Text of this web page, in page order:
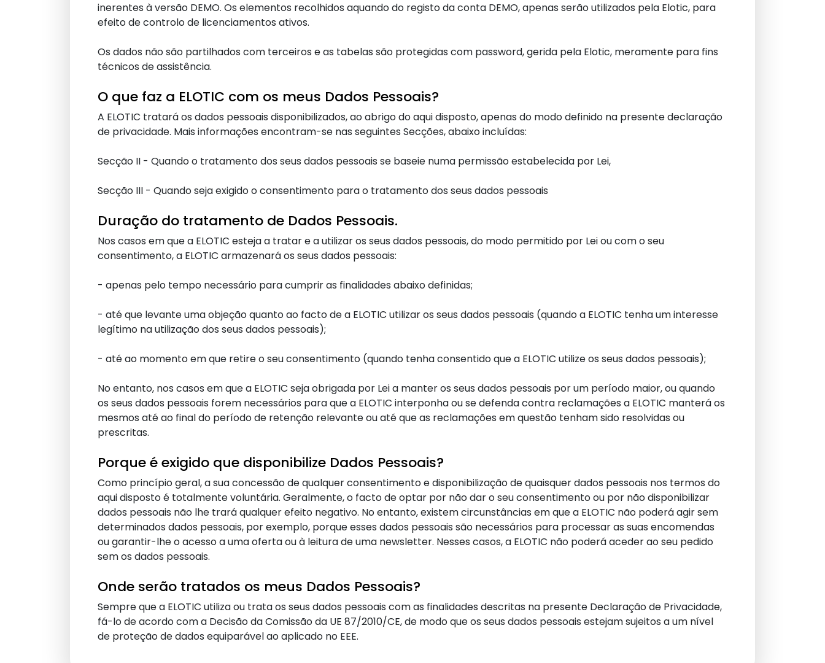
inerentes à versão DEMO. Os elementos recolhidos aquando do registo da conta DEMO, apenas serão utilizados pela Elotic, para
efeito de controlo de licenciamentos ativos.
Os dados não são partilhados com terceiros e as tabelas são protegidas com password, gerida pela Elotic, meramente para fins
técnicos de assistência.
O que faz a ELOTIC com os meus Dados Pessoais?
A ELOTIC tratará os dados pessoais disponibilizados, ao abrigo do aqui disposto, apenas do modo definido na presente declaração
de privacidade. Mais informações encontram-se nas seguintes Secções, abaixo incluídas:
Secção II - Quando o tratamento dos seus dados pessoais se baseie numa permissão estabelecida por Lei,
Secção III - Quando seja exigido o consentimento para o tratamento dos seus dados pessoais
Duração do tratamento de Dados Pessoais.
Nos casos em que a ELOTIC esteja a tratar e a utilizar os seus dados pessoais, do modo permitido por Lei ou com o seu
consentimento, a ELOTIC armazenará os seus dados pessoais:
- apenas pelo tempo necessário para cumprir as finalidades abaixo definidas;
- até que levante uma objeção quanto ao facto de a ELOTIC utilizar os seus dados pessoais (quando a ELOTIC tenha um interesse
legítimo na utilização dos seus dados pessoais);
- até ao momento em que retire o seu consentimento (quando tenha consentido que a ELOTIC utilize os seus dados pessoais);
No entanto, nos casos em que a ELOTIC seja obrigada por Lei a manter os seus dados pessoais por um período maior, ou quando
os seus dados pessoais forem necessários para que a ELOTIC interponha ou se defenda contra reclamações a ELOTIC manterá os
mesmos até ao final do período de retenção relevante ou até que as reclamações em questão tenham sido resolvidas ou
prescritas.
Porque é exigido que disponibilize Dados Pessoais?
Como princípio geral, a sua concessão de qualquer consentimento e disponibilização de quaisquer dados pessoais nos termos do
aqui disposto é totalmente voluntária. Geralmente, o facto de optar por não dar o seu consentimento ou por não disponibilizar
dados pessoais não lhe trará qualquer efeito negativo. No entanto, existem circunstâncias em que a ELOTIC não poderá agir sem
determinados dados pessoais, por exemplo, porque esses dados pessoais são necessários para processar as suas encomendas
ou garantir-lhe o acesso a uma oferta ou à leitura de uma newsletter. Nesses casos, a ELOTIC não poderá aceder ao seu pedido
sem os dados pessoais.
Onde serão tratados os meus Dados Pessoais?
Sempre que a ELOTIC utiliza ou trata os seus dados pessoais com as finalidades descritas na presente Declaração de Privacidade,
fá-lo de acordo com a Decisão da Comissão da UE 87/2010/CE, de modo que os seus dados pessoais estejam sujeitos a um nível
de proteção de dados equiparável ao aplicado no EEE.